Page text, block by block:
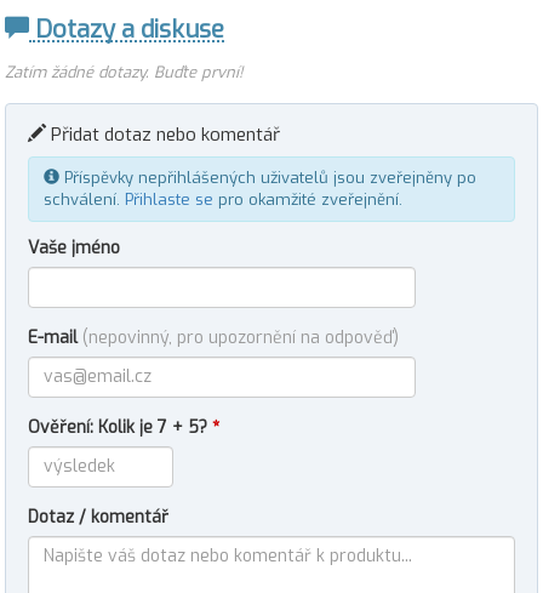
Dotazy a diskuse
Zatím žádné dotazy. Buďte první!
Přidat dotaz nebo komentář
Příspěvky nepřihlášených uživatelů jsou zveřejněny po
schválení. Přihlaste se pro okamžité zveřejnění.
Vaše jméno
E-mail (nepovinný, pro upozornění na odpověď)
Ověření: Kolik je 7 + 5? *
Dotaz / komentář